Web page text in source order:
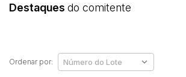
Destaques do comitente
Ordenar por: